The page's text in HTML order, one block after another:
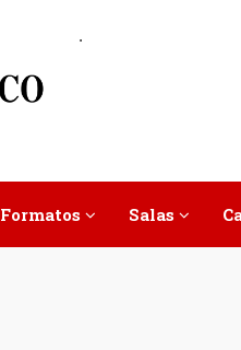
.
Formatos Salas